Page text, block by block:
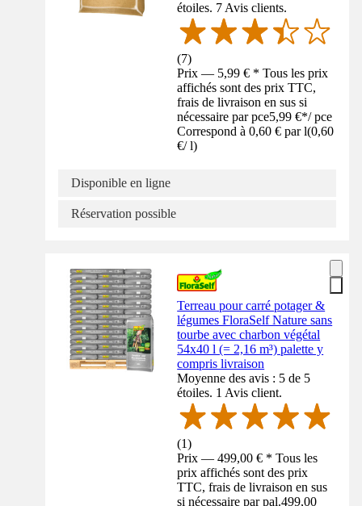
étoiles. 7 Avis clients.
(7)
Prix — 5,99 € * Tous les prix
affichés sont des prix TTC,
frais de livraison en sus si
nécessaire par pce5,99 €*/ pce
Correspond à 0,60 € par l(0,60
€/ l)
Disponible en ligne
Réservation possible
Terreau pour carré potager &
légumes FloraSelf Nature sans
tourbe avec charbon végétal
54x40 l (= 2,16 m³) palette y
compris livraison
Moyenne des avis : 5 de 5
étoiles. 1 Avis client.
(1)
Prix — 499,00 € * Tous les
prix affichés sont des prix
TTC, frais de livraison en sus
si nécessaire par pal.499,00